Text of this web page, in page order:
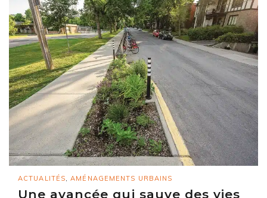
ACTUALITÉS,AMÉNAGEMENTS URBAINS
Une avancée qui sauve des vies